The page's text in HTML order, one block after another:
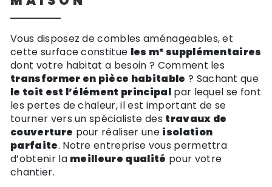
Vous disposez de combles aménageables, et
cette surface constitue les m² supplémentaires
dont votre habitat a besoin ? Comment les
transformer en pièce habitable ? Sachant que
le toit est l’élément principalpar lequel se font
les pertes de chaleur, il est important de se
tourner vers un spécialiste des travaux de
couverture pour réaliser une isolation
parfaite. Notre entreprise vous permettra
d’obtenir la meilleure qualité pour votre
chantier.